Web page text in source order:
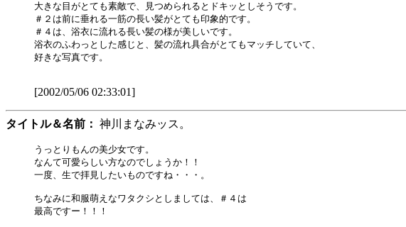
大きな目がとても素敵で、見つめられるとドキッとしそうです。
＃２は前に垂れる一筋の長い髪がとても印象的です。
＃４は、浴衣に流れる長い髪の様が美しいです。
浴衣のふわっとした感じと、髪の流れ具合がとてもマッチしていて、
好きな写真です。
[2002/05/06 02:33:01]
タイトル＆名前： 神川まなみッス。
うっとりもんの美少女です。
なんて可愛らしい方なのでしょうか！！
一度、生で拝見したいものですね・・・。
ちなみに和服萌えなワタクシとしましては、＃４は
最高ですー！！！